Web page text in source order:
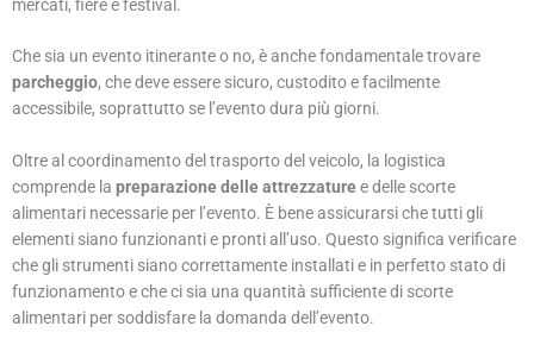
mercati, fiere e festival.
Che sia un evento itinerante o no, è anche fondamentale trovare
parcheggio, che deve essere sicuro, custodito e facilmente
accessibile, soprattutto se l’evento dura più giorni.
Oltre al coordinamento del trasporto del veicolo, la logistica
comprende la preparazione delle attrezzaturee delle scorte
alimentari necessarie per l’evento. È bene assicurarsi che tutti gli
elementi siano funzionanti e pronti all’uso. Questo significa verificare
che gli strumenti siano correttamente installati e in perfetto stato di
funzionamento e che ci sia una quantità sufficiente di scorte
alimentari per soddisfare la domanda dell’evento.